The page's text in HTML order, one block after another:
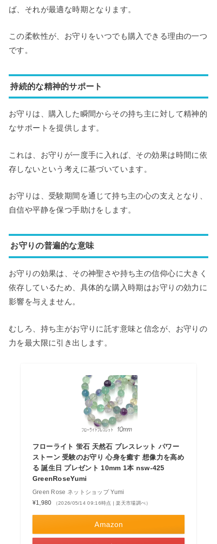
ば、それが最適な時期となります。
この柔軟性が、お守りをいつでも購入できる理由の一つ
です。
持続的な精神的サポート
お守りは、購入した瞬間からその持ち主に対して精神的
なサポートを提供します。
これは、お守りが一度手に入れば、その効果は時間に依
存しないという考えに基づいています。
お守りは、受験期間を通じて持ち主の心の支えとなり、
自信や平静を保つ手助けをします。
お守りの普遍的な意味
お守りの効果は、その神聖さや持ち主の信仰心に大きく
依存しているため、具体的な購入時期はお守りの効力に
影響を与えません。
むしろ、持ち主がお守りに託す意味と信念が、お守りの
力を最大限に引き出します。
フローライト 蛍石 天然石 ブレスレット パワー
ストーン 受験のお守り 心身を癒す 想像力を高め
る 誕生日 プレゼント 10mm 1本 nsw-425
GreenRoseYumi
Green Rose ネットショップ Yumi
¥1,980
（2026/05/14 09:16時点 | 楽天市場調べ）
Amazon